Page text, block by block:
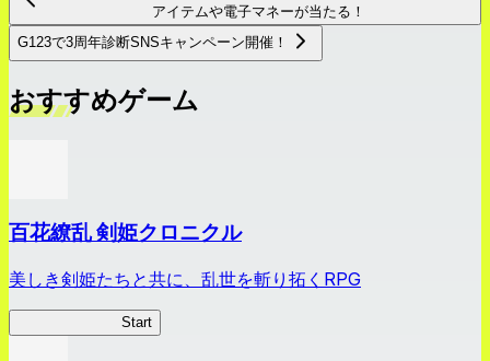
アイテムや電子マネーが当たる！
G123で3周年診断SNSキャンペーン開催！
おすすめゲーム
百花繚乱 剣姫クロニクル
美しき剣姫たちと共に、乱世を斬り拓くRPG
Start